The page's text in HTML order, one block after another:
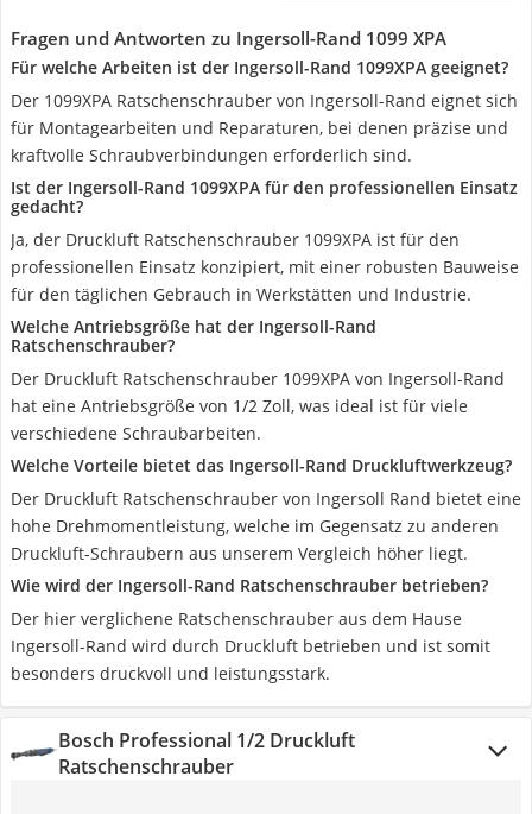
Fragen und Antworten zu Ingersoll-Rand 1099 XPA
Für welche Arbeiten ist der Ingersoll-Rand 1099XPA geeignet?
Der 1099XPA Ratschenschrauber von Ingersoll-Rand eignet sich
für Montagearbeiten und Reparaturen, bei denen präzise und
kraftvolle Schraubverbindungen erforderlich sind.
Ist der Ingersoll-Rand 1099XPA für den professionellen Einsatz
gedacht?
Ja, der Druckluft Ratschenschrauber 1099XPA ist für den
professionellen Einsatz konzipiert, mit einer robusten Bauweise
für den täglichen Gebrauch in Werkstätten und Industrie.
Welche Antriebsgröße hat der Ingersoll-Rand
Ratschenschrauber?
Der Druckluft Ratschenschrauber 1099XPA von Ingersoll-Rand
hat eine Antriebsgröße von 1/2 Zoll, was ideal ist für viele
verschiedene Schraubarbeiten.
Welche Vorteile bietet das Ingersoll-Rand Druckluftwerkzeug?
Der Druckluft Ratschenschrauber von Ingersoll Rand bietet eine
hohe Drehmomentleistung, welche im Gegensatz zu anderen
Druckluft-Schraubern aus unserem Vergleich höher liegt.
Wie wird der Ingersoll-Rand Ratschenschrauber betrieben?
Der hier verglichene Ratschenschrauber aus dem Hause
Ingersoll-Rand wird durch Druckluft betrieben und ist somit
besonders druckvoll und leistungsstark.
Bosch Professional 1/2 Druckluft
Ratschenschrauber